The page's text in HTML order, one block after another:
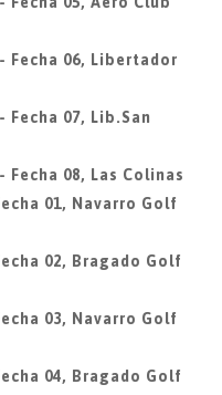
Fecha 06, Libertador
07, Lib.San
08, Las Colinas
01, Navarro Golf
02, Bragado Golf
03, Navarro Golf
04, Bragado Golf